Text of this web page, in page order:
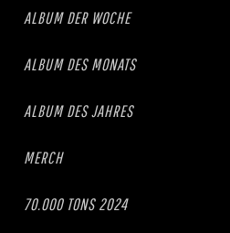
ALBUM DER WOCHE
ALBUM DES MONATS
ALBUM DES JAHRES
MERCH
70.000 TONS 2024